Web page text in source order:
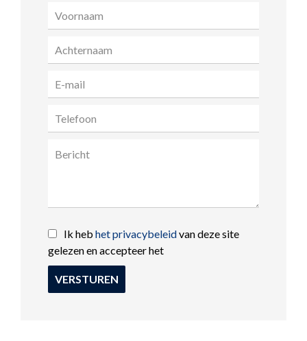
Ik heb het privacybeleidvan deze site
gelezen en accepteer het
VERSTUREN